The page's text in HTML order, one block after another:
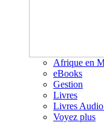
Afrique en
eBooks
Gestion
Livres
Livres
Voyez plus